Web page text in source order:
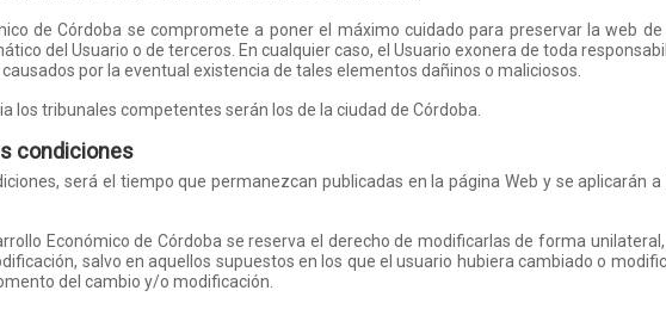
de Córdoba se compromete a poner el máximo cuidado para preservar la web
del Usuario o de terceros. En cualquier caso, el Usuario exonera de toda
por la eventual existencia de tales elementos dañinos o maliciosos.
los tribunales competentes serán los de la ciudad de Córdoba.
condiciones
será el tiempo que permanezcan publicadas en la página Web y se aplicarán
Económico de Córdoba se reserva el derecho de modificarlas de forma
salvo en aquellos supuestos en los que el usuario hubiera cambiado o
del cambio y/o modificación.